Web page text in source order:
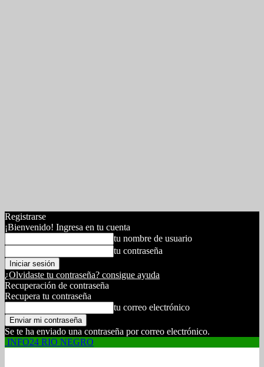
Registrarse
¡Bienvenido! Ingresa en tu cuenta
tu nombre de usuario
tu contraseña
¿Olvidaste tu contraseña? consigue ayuda
Recuperación de contraseña
Recupera tu contraseña
tu correo electrónico
Se te ha enviado una contraseña por correo electrónico.
INFO24 RIO NEGRO